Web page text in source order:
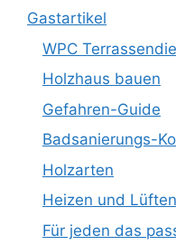
Gastartikel
WPC
Holzhaus bauen
Gefahren-Guide
Badsanierungs-
Holzarten
Heizen und Lüften
Für jeden das